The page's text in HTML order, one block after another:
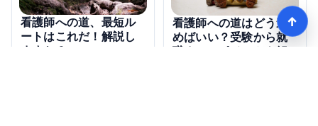
看護師への道、最短ル
ートはこれだ！解説し
ますか？
看護師への道はどう進
めばいい？受験から就
職までのポイントを解
↑